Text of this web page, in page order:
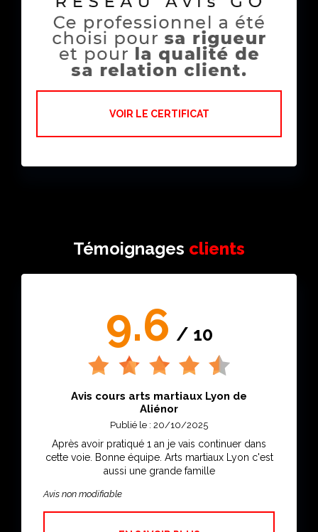
VOIR LE CERTIFICAT
Témoignages clients
9.6 / 10
Avis cours arts martiaux Lyon de
Aliénor
Publié le : 20/10/2025
Après avoir pratiqué 1 an je vais continuer dans
cette voie. Bonne équipe. Arts martiaux Lyon c'est
aussi une grande famille
Avis non modifiable